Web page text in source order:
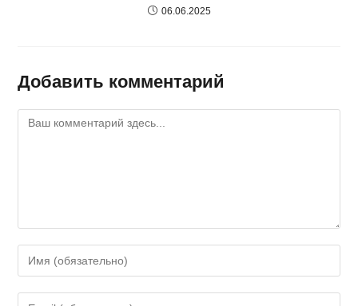
06.06.2025
Добавить комментарий
Комментарий
свое
имя